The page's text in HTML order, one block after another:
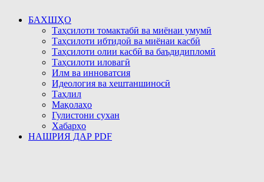
БАХШҲО
Таҳсилоти томактабӣ ва миёнаи умумӣ
Таҳсилоти ибтидоӣ ва миёнаи касбӣ
Таҳсилоти олии касбӣ ва баъдидипломӣ
Таҳсилоти иловагӣ
Илм ва инноватсия
Идеология ва хештаншиносӣ
Таҳлил
Мақолаҳо
Гулистони сухан
Хабарҳо
НАШРИЯ ДАР PDF